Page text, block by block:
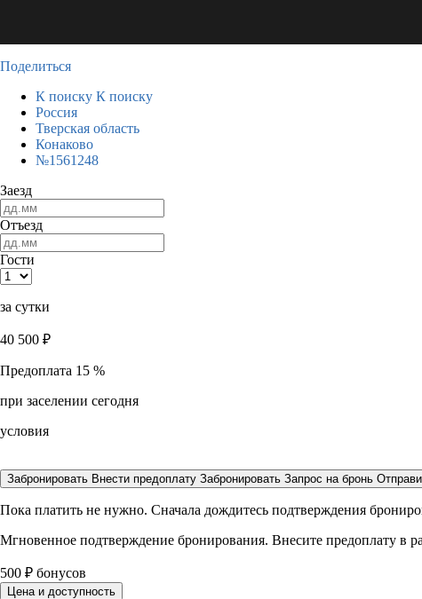
Поделиться
К поиску К поиску
Россия
Тверская область
Конаково
№1561248
Заезд
Отъезд
Гости
за сутки
40 500 ₽
Предоплата 15 %
при заселении сегодня
условия
Забронировать Внести предоплату Забронировать Запрос на бронь
Пока платить не нужно. Сначала дождитесь подтверждения
Мгновенное подтверждение бронирования. Внесите предоплату в
500 ₽ бонусов
Цена и доступность